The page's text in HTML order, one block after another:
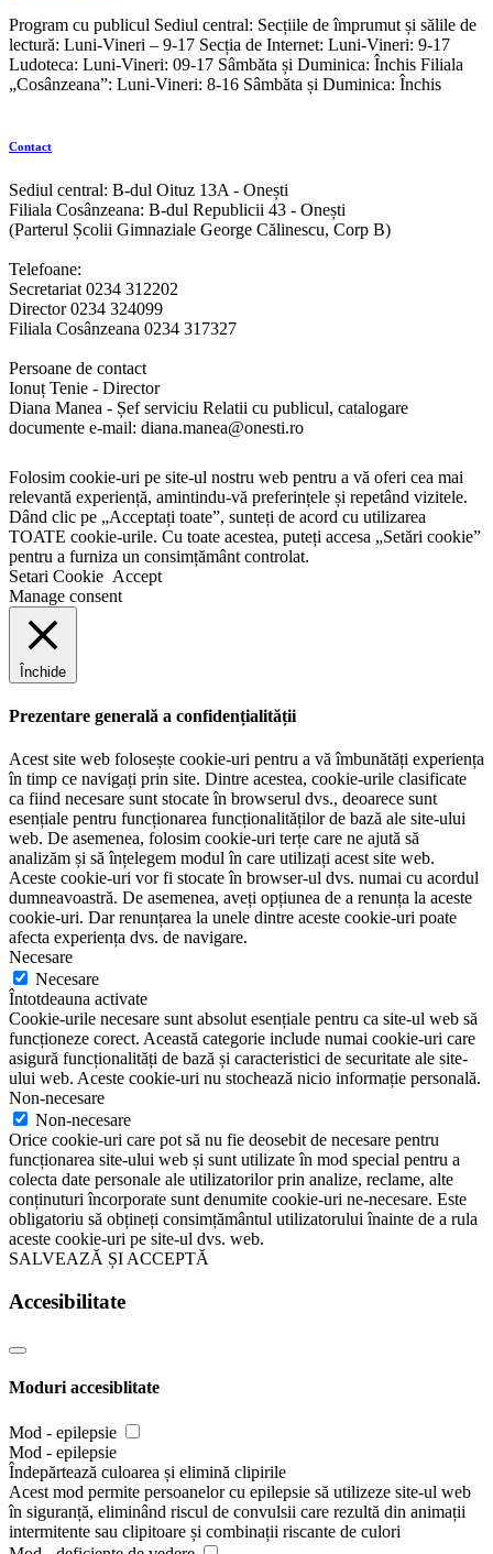
Program cu publicul Sediul central: Secțiile de împrumut și sălile de
lectură: Luni-Vineri – 9-17 Secția de Internet: Luni-Vineri: 9-17
Ludoteca: Luni-Vineri: 09-17 Sâmbăta și Duminica: Închis Filiala
„Cosânzeana”: Luni-Vineri: 8-16 Sâmbăta și Duminica: Închis
Contact
Sediul central: B-dul Oituz 13A - Onești
Filiala Cosânzeana: B-dul Republicii 43 - Onești
(Parterul Școlii Gimnaziale George Călinescu, Corp B)
Telefoane:
Secretariat 0234 312202
Director 0234 324099
Filiala Cosânzeana 0234 317327
Persoane de contact
Ionuț Tenie - Director
Diana Manea - Șef serviciu Relatii cu publicul, catalogare
documente e-mail: diana.manea@onesti.ro
Folosim cookie-uri pe site-ul nostru web pentru a vă oferi cea mai
relevantă experiență, amintindu-vă preferințele și repetând vizitele.
Dând clic pe „Acceptați toate”, sunteți de acord cu utilizarea
TOATE cookie-urile. Cu toate acestea, puteți accesa „Setări cookie”
pentru a furniza un consimțământ controlat.
Setari Cookie Accept
Manage consent
Închide
Prezentare generală a confidențialității
Acest site web folosește cookie-uri pentru a vă îmbunătăți experiența
în timp ce navigați prin site. Dintre acestea, cookie-urile clasificate
ca fiind necesare sunt stocate în browserul dvs., deoarece sunt
esențiale pentru funcționarea funcționalităților de bază ale site-ului
web. De asemenea, folosim cookie-uri terțe care ne ajută să
analizăm și să înțelegem modul în care utilizați acest site web.
Aceste cookie-uri vor fi stocate în browser-ul dvs. numai cu acordul
dumneavoastră. De asemenea, aveți opțiunea de a renunța la aceste
cookie-uri. Dar renunțarea la unele dintre aceste cookie-uri poate
afecta experiența dvs. de navigare.
Necesare
Necesare
Întotdeauna activate
Cookie-urile necesare sunt absolut esențiale pentru ca site-ul web să
funcționeze corect. Această categorie include numai cookie-uri care
asigură funcționalități de bază și caracteristici de securitate ale site-
ului web. Aceste cookie-uri nu stochează nicio informație personală.
Non-necesare
Non-necesare
Orice cookie-uri care pot să nu fie deosebit de necesare pentru
funcționarea site-ului web și sunt utilizate în mod special pentru a
colecta date personale ale utilizatorilor prin analize, reclame, alte
conținuturi încorporate sunt denumite cookie-uri ne-necesare. Este
obligatoriu să obțineți consimțământul utilizatorului înainte de a rula
aceste cookie-uri pe site-ul dvs. web.
SALVEAZĂ ȘI ACCEPTĂ
Accesibilitate
Moduri accesiblitate
Mod - epilepsie
Mod - epilepsie
Îndepărtează culoarea și elimină clipirile
Acest mod permite persoanelor cu epilepsie să utilizeze site-ul web
în siguranță, eliminând riscul de convulsii care rezultă din animații
intermitente sau clipitoare și combinații riscante de culori